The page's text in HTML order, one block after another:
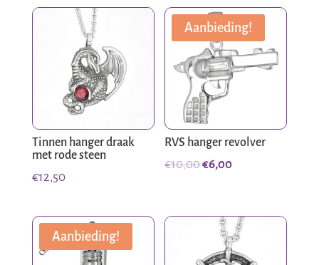
Tinnen hanger draak
met rode steen
€12,50
Aanbieding!
RVS hanger revolver
€10,00Oorspronkelijke
€10,00.
€6,00Huidige
€6,00.
Aanbieding!